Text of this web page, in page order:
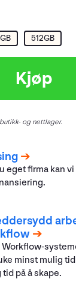
512GB
Kjøp
og nettlager.
eget firma kan
Workflow-
minst mulig
tid på å skape.